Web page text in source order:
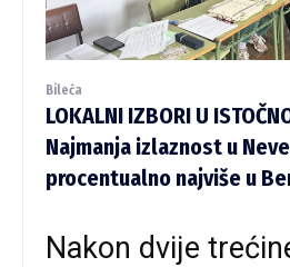
Bileća
LOKALNI IZBORI U
Najmanja izlaznost u
procentualno najviše u
Nakon dvije